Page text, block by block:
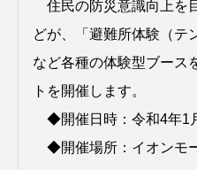
住民の防災意識向上を
どが、「避難所体験（テ
など各種の体験型ブース
トを開催します。
◆開催日時：令和4年1
◆開催場所：イオンモ